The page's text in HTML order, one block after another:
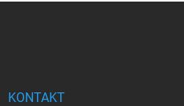
KONTAKT